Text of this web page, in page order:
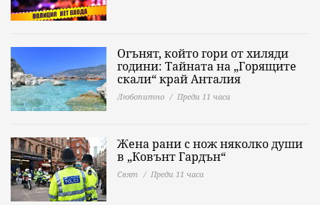
Огънят, който гори от хиляди
години: Тайната на „Горящите
скали“ край Анталия
Любопитно Преди 11 часа
Жена рани с нож няколко души
в „Ковънт Гардън“
Свят Преди 11 часа